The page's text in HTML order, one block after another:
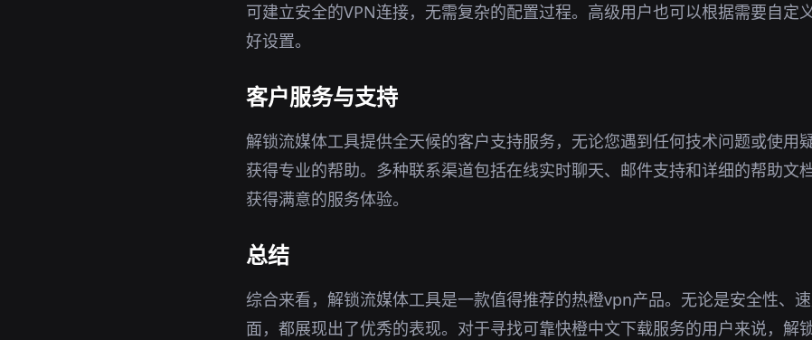
可建立安全的VPN连接，无需复杂的配置过程。高级用户也可以根据需要自定
好设置。
客户服务与支持
解锁流媒体工具提供全天候的客户支持服务，无论您遇到任何技术问题或使用
获得专业的帮助。多种联系渠道包括在线实时聊天、邮件支持和详细的帮助文
获得满意的服务体验。
总结
综合来看，解锁流媒体工具是一款值得推荐的热橙vpn产品。无论是安全性、
面，都展现出了优秀的表现。对于寻找可靠快橙中文下载服务的用户来说，解